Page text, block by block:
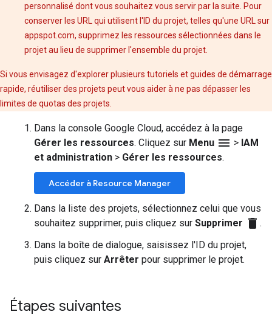
personnalisé dont vous souhaitez vous servir par la suite. Pour
conserver les URL qui utilisent l'ID du projet, telles qu'une URL sur
appspot.com, supprimez les ressources sélectionnées dans le
projet au lieu de supprimer l'ensemble du projet.
Si vous envisagez d'explorer plusieurs tutoriels et guides de démarrage
rapide, réutiliser des projets peut vous aider à ne pas dépasser les
limites de quotas des projets.
Dans la console Google Cloud, accédez à la page
Gérer les ressources. Cliquez sur Menu menu > IAM
et administration > Gérer les ressources.
Accéder à Resource Manager
Dans la liste des projets, sélectionnez celui que vous
souhaitez supprimer, puis cliquez sur Supprimer delete .
Dans la boîte de dialogue, saisissez l'ID du projet,
puis cliquez sur Arrêter pour supprimer le projet.
Étapes suivantes